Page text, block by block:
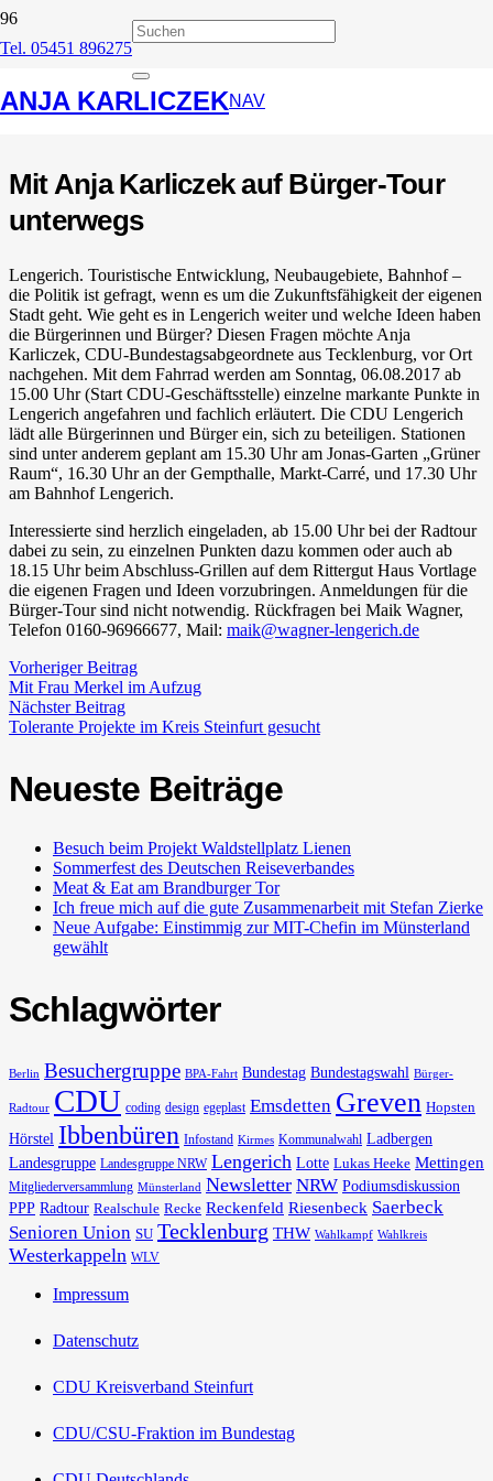
Tel. 05451 896275
ANJA KARLICZEKNAV
Die Bürger sind gefragt
26. Juli 2017
Mit Anja Karliczek auf Bürger-Tour
unterwegs
Lengerich. Touristische Entwicklung, Neubaugebiete, Bahnhof –
die Politik ist gefragt, wenn es um die Zukunftsfähigkeit der eigenen
Stadt geht. Wie geht es in Lengerich weiter und welche Ideen haben
die Bürgerinnen und Bürger? Diesen Fragen möchte Anja
Karliczek, CDU-Bundestagsabgeordnete aus Tecklenburg, vor Ort
nachgehen. Mit dem Fahrrad werden am Sonntag, 06.08.2017 ab
15.00 Uhr (Start CDU-Geschäftsstelle) einzelne markante Punkte in
Lengerich angefahren und fachlich erläutert. Die CDU Lengerich
lädt alle Bürgerinnen und Bürger ein, sich zu beteiligen. Stationen
sind unter anderem geplant am 15.30 Uhr am Jonas-Garten „Grüner
Raum“, 16.30 Uhr an der Gempthalle, Markt-Carré, und 17.30 Uhr
am Bahnhof Lengerich.
Interessierte sind herzlich eingeladen, ab 15.00 Uhr bei der Radtour
dabei zu sein, zu einzelnen Punkten dazu kommen oder auch ab
18.15 Uhr beim Abschluss-Grillen auf dem Rittergut Haus Vortlage
die eigenen Fragen und Ideen vorzubringen. Anmeldungen für die
Bürger-Tour sind nicht notwendig. Rückfragen bei Maik Wagner,
Telefon 0160-96966677, Mail: maik@wagner-lengerich.de
Vorheriger Beitrag
Mit Frau Merkel im Aufzug
Nächster Beitrag
Tolerante Projekte im Kreis Steinfurt gesucht
Neueste Beiträge
Besuch beim Projekt Waldstellplatz Lienen
Sommerfest des Deutschen Reiseverbandes
Meat & Eat am Brandburger Tor
Ich freue mich auf die gute Zusammenarbeit mit Stefan Zierke
Neue Aufgabe: Einstimmig zur MIT-Chefin im Münsterland
gewählt
Schlagwörter
Berlin Besuchergruppe BPA-Fahrt Bundestag Bundestagswahl Bürger-
Radtour CDU coding design egeplast Emsdetten Greven Hopsten
Hörstel Ibbenbüren Infostand Kirmes Kommunalwahl Ladbergen
Landesgruppe Landesgruppe NRW Lengerich Lotte Lukas Heeke Mettingen
Mitgliederversammlung Münsterland Newsletter NRW Podiumsdiskussion
PPP Radtour Realschule Recke Reckenfeld Riesenbeck Saerbeck
Senioren Union SU Tecklenburg THW Wahlkampf Wahlkreis
Westerkappeln WLV
Impressum
Datenschutz
CDU Kreisverband Steinfurt
CDU/CSU-Fraktion im Bundestag